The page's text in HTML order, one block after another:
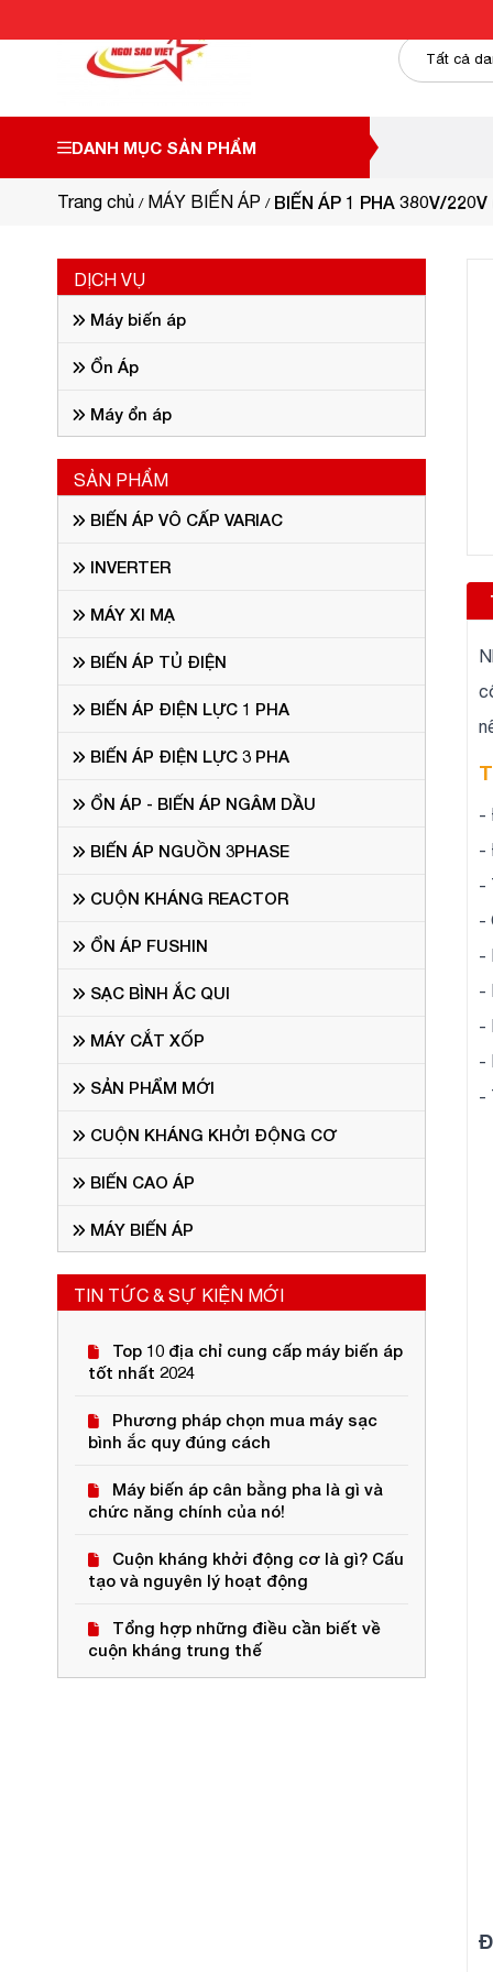
DANH MỤC SẢN PHẨM
Trang chủ MÁY BIẾN ÁP BIẾN ÁP 1 PHA 380V/220V
-
-
-
-
-
-
-
-
-
DỊCH VỤ
Máy biến áp
Ổn Áp
Máy ổn áp
SẢN PHẨM
BIẾN ÁP VÔ CẤP VARIAC
INVERTER
MÁY XI MẠ
BIẾN ÁP TỦ ĐIỆN
BIẾN ÁP ĐIỆN LỰC 1 PHA
BIẾN ÁP ĐIỆN LỰC 3 PHA
ỔN ÁP - BIẾN ÁP NGÂM DẦU
BIẾN ÁP NGUỒN 3PHASE
CUỘN KHÁNG REACTOR
ỔN ÁP FUSHIN
SẠC BÌNH ẮC QUI
MÁY CẮT XỐP
SẢN PHẨM MỚI
CUỘN KHÁNG KHỞI ĐỘNG CƠ
BIẾN CAO ÁP
MÁY BIẾN ÁP
TIN TỨC & SỰ KIỆN MỚI
Top 10 địa chỉ cung cấp máy biến áp
tốt nhất 2024
Phương pháp chọn mua máy sạc
bình ắc quy đúng cách
Máy biến áp cân bằng pha là gì và
chức năng chính của nó!
Cuộn kháng khởi động cơ là gì? Cấu
tạo và nguyên lý hoạt động
Tổng hợp những điều cần biết về
cuộn kháng trung thế